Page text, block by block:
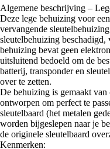
Algemene beschrijving –
Deze lege behuizing voor
vervangende
sleutelbehuizing
behuizing bevat geen
uitsluitend bedoeld om de
batterij, transponder en
over te zetten.
De behuizing is gemaakt van
ontworpen om perfect te
sleutelbaard (het metalen
worden bijgeslepen naar je
de originele sleutelbaard
Kenmerken: